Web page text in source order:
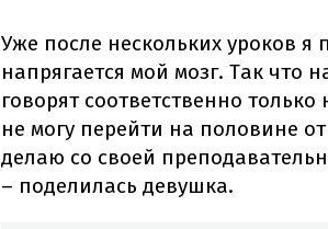
Уже после нескольких уроков я
напрягается мой мозг. Так
говорят соответственно
не могу перейти на половине
делаю со своей
– поделилась девушка.